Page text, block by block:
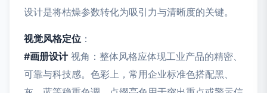
设计是将枯燥参数转化为吸引力与清晰度的关键。
视觉风格定位 ：
#画册设计视角：整体风格应体现工业产品的精密、
可靠与科技感。色彩上，常用企业标准色搭配黑、